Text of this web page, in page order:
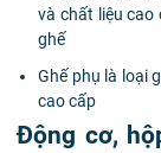
và chất liệu cao
ghế
Ghế phụ là loại
cao cấp
Động cơ,